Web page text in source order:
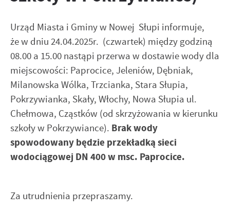
Urząd Miasta i Gminy w Nowej Słupi informuje,
że w dniu 24.04.2025r. (czwartek) między godziną
08.00 a 15.00 nastąpi przerwa w dostawie wody dla
miejscowości: Paprocice, Jeleniów, Dębniak,
Milanowska Wólka, Trzcianka, Stara Słupia,
Pokrzywianka, Skały, Włochy, Nowa Słupia ul.
Chełmowa, Cząstków (od skrzyżowania w kierunku
szkoły w Pokrzywiance). Brak wody
spowodowany będzie przekładką sieci
wodociągowej DN 400 w msc. Paprocice.
Za utrudnienia przepraszamy.
formie zanonimizowanej. Wyrażenie zgody na analityczne
funkcjonalności.
najciekawsze informacje i aktualności na stronach naszych
Promocyjne pliki cookies służą do prezentowania Ci naszych
komunikatów na podstawie analizy Twoich upodobań oraz
Twoich zwyczajów dotyczących przeglądanej witryny
internetowej. Treści promocyjne mogą pojawić się na
stronach podmiotów trzecich lub firm będących naszymi
partnerami oraz innych dostawców usług. Firmy te działają
w charakterze pośredników prezentujących nasze treści w
postaci wiadomości, ofert, komunikatów mediów
społecznościowych.
Więcej